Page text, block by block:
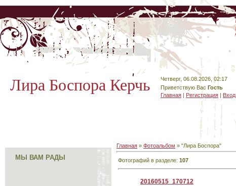
Лира Боспора Керчь
Четверг, 06.08.2026, 02:17
Приветствую Вас Гость
Главная | Регистрация |Вход
МЫ ВАМ РАДЫ
Главная » Фотоальбом » "Лира Боспора"
Фотографий в разделе: 107
20160515_170712